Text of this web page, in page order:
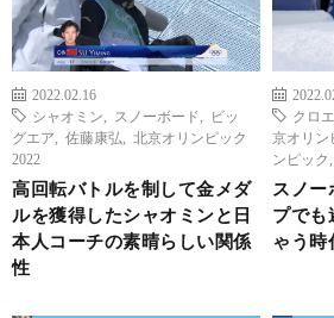
2022.02.16
シャオミン
スノーボード
ビッ
グエア
佐藤康弘
北京オリンピック
2022
高回転バトルを制して金メダ
ルを獲得したシャオミンと日
本人コーチの素晴らしい関係
性
クロ
京オリン
ンピック
スノー
プでも
ゃう時